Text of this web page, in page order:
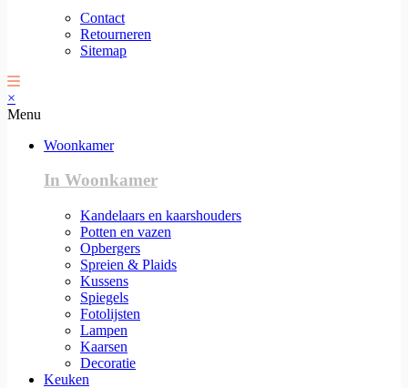
Contact
Retourneren
Sitemap
×
Menu
Woonkamer
In Woonkamer
Kandelaars en kaarshouders
Potten en vazen
Opbergers
Spreien & Plaids
Kussens
Spiegels
Fotolijsten
Lampen
Kaarsen
Decoratie
Keuken